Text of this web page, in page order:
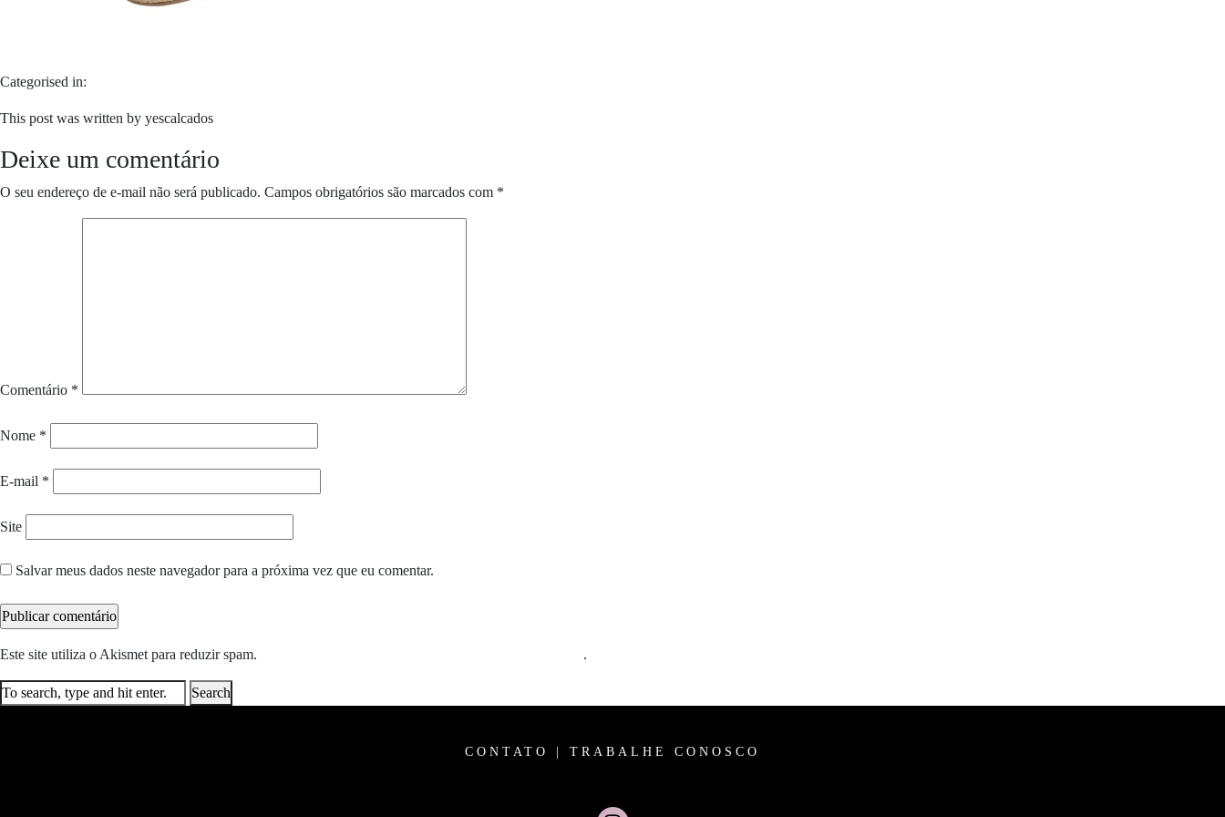
Categorised in:
This post was written by yescalcados
Deixe um comentário
O seu endereço de e-mail não será publicado. Campos obrigatórios são marcados com *
Comentário *
Nome *
E-mail *
Site
Salvar meus dados neste navegador para a próxima vez que eu comentar.
Este site utiliza o Akismet para reduzir spam. .
Search
CONTATO TRABALHE CONOSCO